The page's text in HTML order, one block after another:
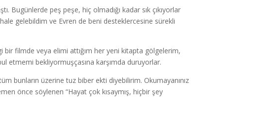
Bugünlerde peş peşe, hiç olmadığı kadar sık çıkıyorlar
gelebildim ve Evren de beni desteklercesine sürekli
filmde veya elimi attığım her yeni kitapta gölgelerim,
etmemi bekliyormuşçasına karşımda duruyorlar.
bunların üzerine tuz biber ekti diyebilirim. Okumayanınız
önce söylenen “Hayat çok kısaymış, hiçbir şey